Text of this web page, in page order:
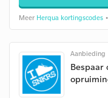
Meer Herqua kortingscodes
Aanbieding
Bespaar